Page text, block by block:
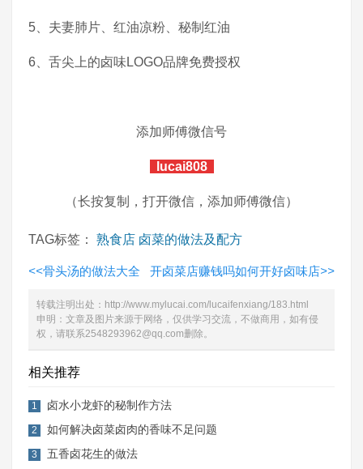
5、夫妻肺片、红油凉粉、秘制红油
6、舌尖上的卤味LOGO品牌免费授权
添加师傅微信号
lucai808
（长按复制，打开微信，添加师傅微信）
TAG标签： 熟食店 卤菜的做法及配方
<<骨头汤的做法大全 开卤菜店赚钱吗如何开好卤味店>>
转载注明出处： http://www.mylucai.com/lucaifenxiang/183.html
申明：文章及图片来源于网络，仅供学习交流，不做商用，如有侵
权，请联系2548293962@qq.com删除。
相关推荐
1 卤水小龙虾的秘制作方法
2 如何解决卤菜卤肉的香味不足问题
3 五香卤花生的做法